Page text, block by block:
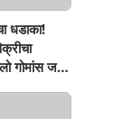
धडाका!
गोमांस जप्त,